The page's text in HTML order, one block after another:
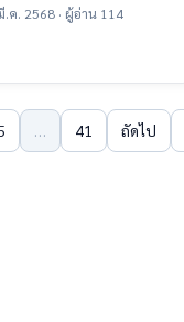
.ค. 2568 · ผู้อ่าน 114
… 41 ถัดไป